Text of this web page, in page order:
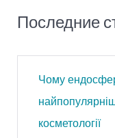
Последние
Чому
косметології